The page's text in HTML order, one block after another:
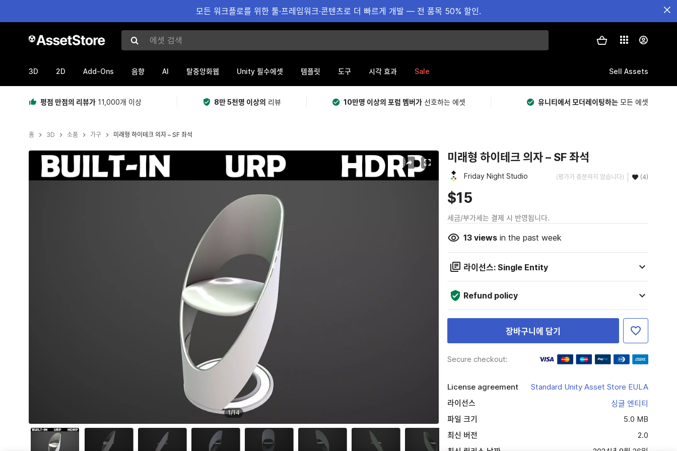
모든 워크플로를 위한 툴·프레임워크·콘텐츠로 더 빠르게 개발 — 전 품목 50% 할인.
에셋 검색
3D 2D Add-Ons 음향 AI 탈중앙화웹 Unity 필수에셋 템플릿 도구 시각 효과 Sale Sell Assets
평점 만점의 리뷰가 11,000개 이상 8만 5천명 이상의 리뷰 10만명 이상의 포럼 멤버가 선호하는 에셋 유니티에서 모더레이팅하는 모든 에셋
홈 3D 소품 가구 미래형 하이테크 의자 – SF 좌석
현재 슬라이드: 1 / 14
1/14
미래형 하이테크 의자 – SF 좌석
Friday Night Studio (평가가 충분하지 않습니다) (4)
$15
세금/부가세는 결제 시 반영됩니다.
13viewsin the past week
라이선스: Single Entity
Refund policy
장바구니에 담기
Secure checkout:
License agreement
Standard Unity Asset Store EULA
라이선스
싱글 엔티티
파일 크기
5.0 MB
최신 버전
2.0